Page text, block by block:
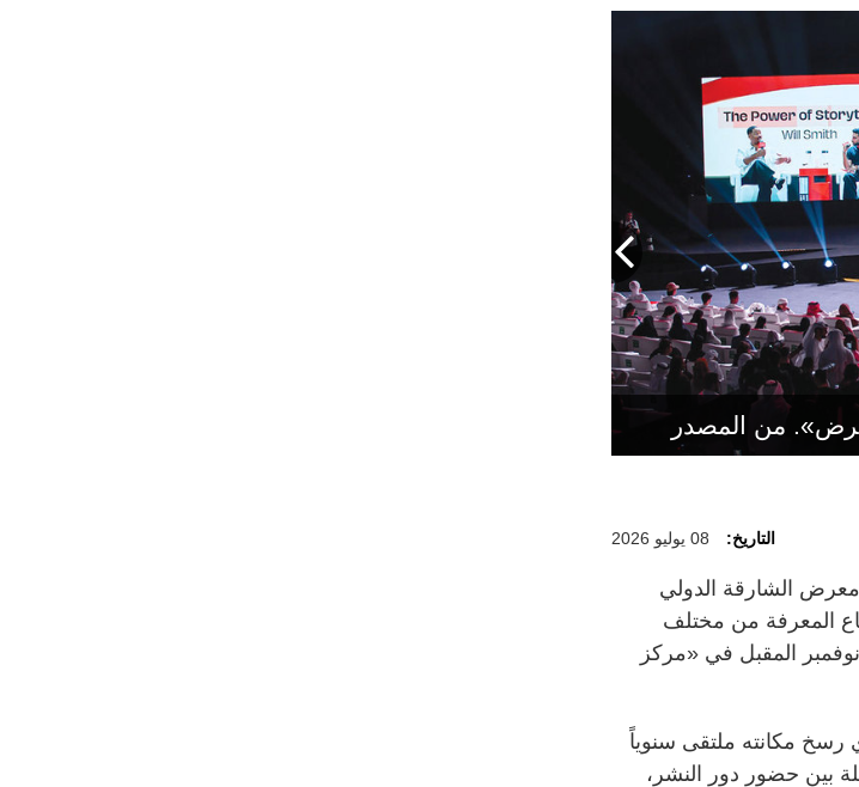
من المصدر
بلغاتها
منصةً عالميةً
التاريخ: 08 يوليو 2026
للكتاب عن موعد تنظيم الدورة الـ45 من معرض الشارقة الدولي
المعرفة من مختلف
أنحاء العالم على مدى 12 يوماً، خلال الفترة من الرابع إلى 15 نوفمبر المقبل في «مركز
مكانته ملتقى سنوياً
بين حضور دور النشر،